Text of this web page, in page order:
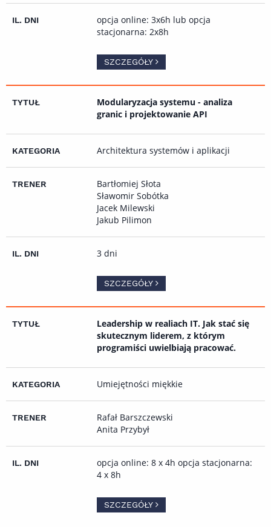
opcja online: 3x6h lub opcja
stacjonarna: 2x8h
SZCZEGÓŁY
Modularyzacja systemu - analiza
granic i projektowanie API
Architektura systemów i aplikacji
Bartłomiej Słota
Sławomir Sobótka
Jacek Milewski
Jakub Pilimon
3 dni
SZCZEGÓŁY
Leadership w realiach IT. Jak stać się
skutecznym liderem, z którym
programiści uwielbiają pracować.
Umiejętności miękkie
Rafał Barszczewski
Anita Przybył
opcja online: 8 x 4h opcja stacjonarna:
4 x 8h
SZCZEGÓŁY